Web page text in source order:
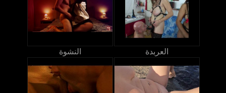
النشوة العربدة